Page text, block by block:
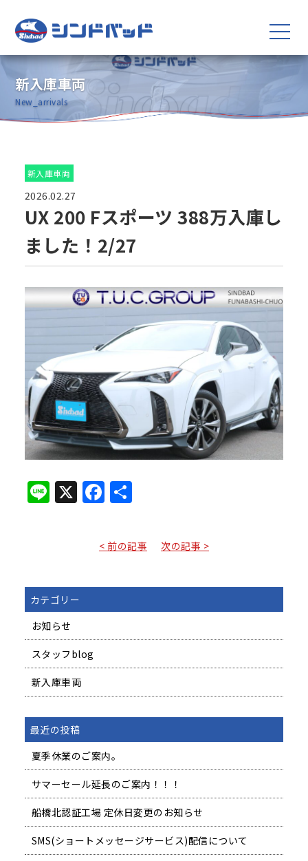
新入庫車両
New_arrivals
新入庫車両
2026.02.27
UX 200 Fスポーツ 388万入庫し
ました！2/27
Line
X Facebook
共
< 前の記事 次の記事 >
カテゴリー
お知らせ
スタッフblog
新入庫車両
最近の投稿
夏季休業のご案内。
サマーセール延長のご案内！！！
船橋北認証工場 定休日変更のお知らせ
SMS(ショートメッセージサービス)配信について